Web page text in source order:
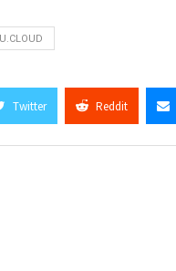
Twitter Reddit